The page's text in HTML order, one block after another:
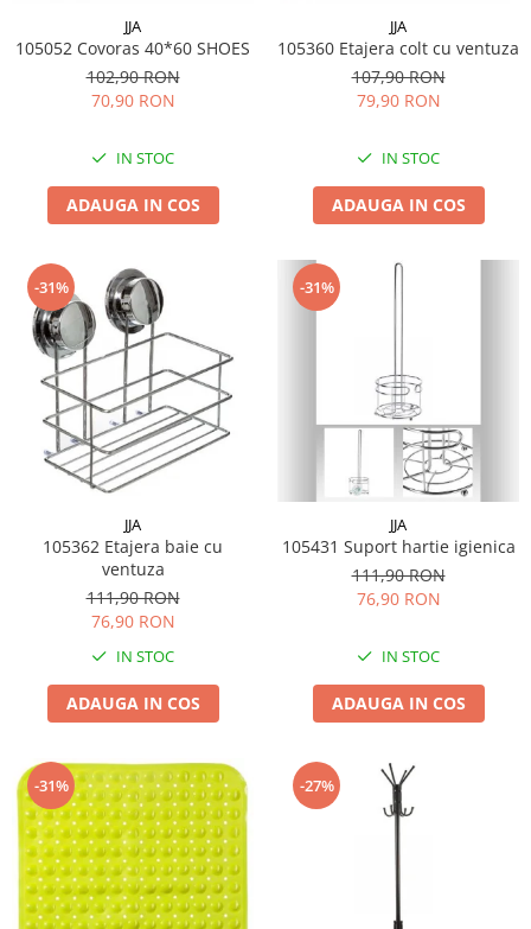
Mop
Pahare si cani
Suport farfurii
Suport vesela
Tacamuri
Tavi
Vase de gatit
JJA
105052 Covoras 40*60 SHOES
102,90 RON
70,90 RON
IN STOC
ADAUGA IN COS
JJA
105360 Etajera colt cu ventuza
107,90 RON
79,90 RON
IN STOC
ADAUGA IN COS
-31%
JJA
105362 Etajera baie cu
ventuza
111,90 RON
76,90 RON
IN STOC
ADAUGA IN COS
-31%
JJA
105431 Suport hartie igienica
111,90 RON
76,90 RON
IN STOC
ADAUGA IN COS
-31% -27%